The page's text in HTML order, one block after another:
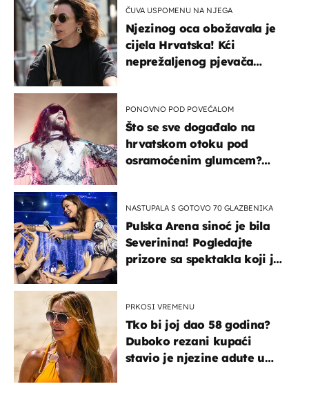
ČUVA USPOMENU NA NJEGA
Njezinog oca obožavala je
cijela Hrvatska! Kći
neprežaljenog pjevača
PONOVNO POD POVEĆALOM
Što se sve događalo na
hrvatskom otoku pod
osramoćenim glumcem?
NASTUPALA S GOTOVO 70 GLAZBENIKA
Pulska Arena sinoć je bila
Severinina! Pogledajte
prizore sa spektakla koji je
PRKOSI VREMENU
Tko bi joj dao 58 godina?
Duboko rezani kupaći
stavio je njezine adute u